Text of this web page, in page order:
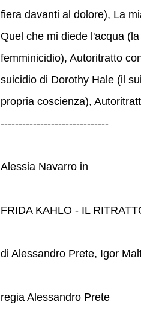
fiera davanti al dolore), La
Quel che mi diede l'acqua
femminicidio), Autoritratto
suicidio di Dorothy Hale (il
propria coscienza),
------------------------------
Alessia Navarro in
FRIDA KAHLO - IL
di Alessandro Prete, Igor
regia Alessandro Prete